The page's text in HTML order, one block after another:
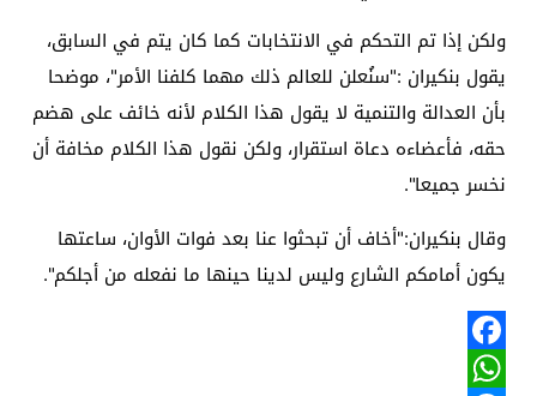
ولكن إذا تم التحكم في الانتخابات كما كان يتم في السابق،
يقول بنكيران :"سنُعلن للعالم ذلك مهما كلفنا الأمر"، موضحا
بأن العدالة والتنمية لا يقول هذا الكلام لأنه خائف على هضم
حقه، فأعضاءه دعاة استقرار، ولكن نقول هذا الكلام مخافة أن
نخسر جميعا".
وقال بنكيران:"أخاف أن تبحثوا عنا بعد فوات الأوان، ساعتها
يكون أمامكم الشارع وليس لدينا حينها ما نفعله من أجلكم".
Facebook